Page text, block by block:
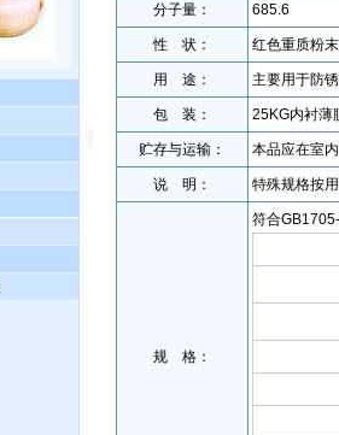
分子量： 685.6
性 状： 红色重质粉
用 途： 主要用于防
包 装： 25KG内衬薄
贮存与运输： 本品应在室
说 明： 特殊规格按
规 格：
符合